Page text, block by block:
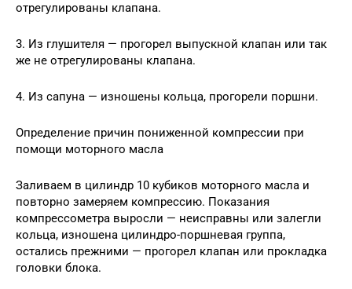
отрегулированы клапана.
3. Из глушителя — прогорел выпускной клапан или так
же не отрегулированы клапана.
4. Из сапуна — изношены кольца, прогорели поршни.
Определение причин пониженной компрессии при
помощи моторного масла
Заливаем в цилиндр 10 кубиков моторного масла и
повторно замеряем компрессию. Показания
компрессометра выросли — неисправны или залегли
кольца, изношена цилиндро-поршневая группа,
остались прежними — прогорел клапан или прокладка
головки блока.